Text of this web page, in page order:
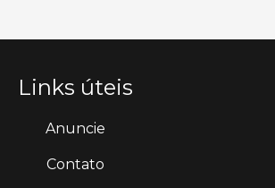
Links úteis
Anuncie
Contato